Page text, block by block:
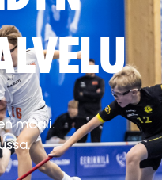
maali.